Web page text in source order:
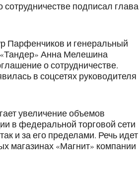
подписал глава
Парфенчиков и генеральный
Анна Мелешина
о сотрудничестве.
в соцсетях руководителя
увеличение объемов
в федеральной торговой сети
и за его пределами. Речь идет
магазинах «Магнит» компании